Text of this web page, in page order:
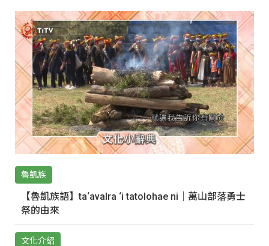
魯凱族
【魯凱族語】ta‘avalra ‘i tatolohae ni｜萬山部落勇士
祭的由來
文化介紹